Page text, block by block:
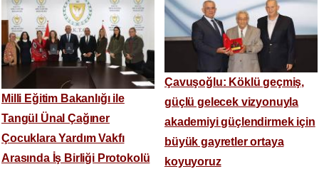
Milli Eğitim Bakanlığı ile
Tangül Ünal Çağıner
Çocuklara Yardım Vakfı
Arasında İş Birliği Protokolü
Çavuşoğlu: Köklü geçmiş,
güçlü gelecek vizyonuyla
akademiyi güçlendirmek için
büyük gayretler ortaya
koyuyoruz